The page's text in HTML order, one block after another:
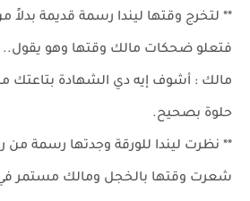
** لتخرج وقتها ليندا رسمة قديمة بدلاً
فتعلو ضحكات مالك وقتها وهو يقول..
مالك : أشوف إيه دي الشهادة بتاعتك
حلوة بصحيح.
** نظرت ليندا للورقة وجدتها رسمة من
شعرت وقتها بالخجل ومالك مستمر